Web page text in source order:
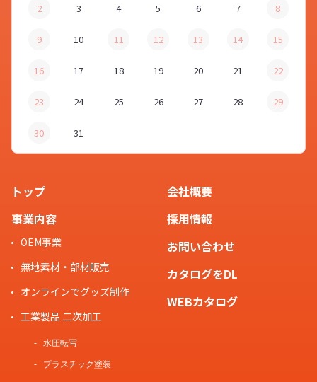
ダーです。
お客様
ザインで作れますか？
スタッフ
スマホリングは定番の「スク
ート型」「大判型」「Tシャツ/ユニ
フォーム型」と多様な形状をご用意
しておりますので、デザインにあわ
せた制作が可能です。スポーツチー
す。
2 3 4 5 6 7 8
9 10 11 12 13 14 15
16 17 18 19 20 21 22
23 24 25 26 27 28 29
30 31
トップ
事業内容
OEM事業
無地素材・部材販売
オンラインでグッズ制作
工業製品 二次加工
水圧転写
プラスチック塗装
会社概要
採用情報
お問い合わせ
カタログをDL
WEBカタログ